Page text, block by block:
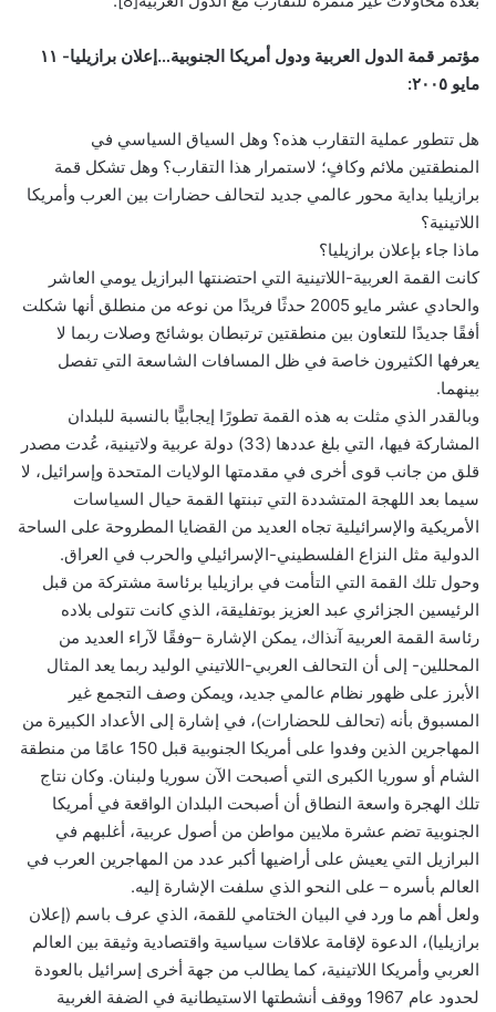
مؤتمر قمة الدول العربية ودول أمريكا الجنوبية…إعلان برازيليا- ١١
مايو ٢٠٠٥:
هل تتطور عملية التقارب هذه؟ وهل السياق السياسي في
المنطقتين ملائم وكافٍ؛ لاستمرار هذا التقارب؟ وهل تشكل قمة
برازيليا بداية محور عالمي جديد لتحالف حضارات بين العرب وأمريكا
اللاتينية؟
ماذا جاء بإعلان برازيليا؟
كانت القمة العربية-اللاتينية التي احتضنتها البرازيل يومي العاشر
والحادي عشر مايو 2005 حدثًا فريدًا من نوعه من منطلق أنها شكلت
أفقًا جديدًا للتعاون بين منطقتين ترتبطان بوشائج وصلات ربما لا
يعرفها الكثيرون خاصة في ظل المسافات الشاسعة التي تفصل
بينهما.
وبالقدر الذي مثلت به هذه القمة تطورًا إيجابيًّا بالنسبة للبلدان
المشاركة فيها، التي بلغ عددها (33) دولة عربية ولاتينية، عُدت مصدر
قلق من جانب قوى أخرى في مقدمتها الولايات المتحدة وإسرائيل، لا
سيما بعد اللهجة المتشددة التي تبنتها القمة حيال السياسات
الأمريكية والإسرائيلية تجاه العديد من القضايا المطروحة على الساحة
الدولية مثل النزاع الفلسطيني-الإسرائيلي والحرب في العراق.
وحول تلك القمة التي التأمت في برازيليا برئاسة مشتركة من قبل
الرئيسين الجزائري عبد العزيز بوتفليقة، الذي كانت تتولى بلاده
رئاسة القمة العربية آنذاك، يمكن الإشارة –وفقًا لآراء العديد من
المحللين- إلى أن التحالف العربي-اللاتيني الوليد ربما يعد المثال
الأبرز على ظهور نظام عالمي جديد، ويمكن وصف التجمع غير
المسبوق بأنه (تحالف للحضارات)، في إشارة إلى الأعداد الكبيرة من
المهاجرين الذين وفدوا على أمريكا الجنوبية قبل 150 عامًا من منطقة
الشام أو سوريا الكبرى التي أصبحت الآن سوريا ولبنان. وكان نتاج
تلك الهجرة واسعة النطاق أن أصبحت البلدان الواقعة في أمريكا
الجنوبية تضم عشرة ملايين مواطن من أصول عربية، أغلبهم في
البرازيل التي يعيش على أراضيها أكبر عدد من المهاجرين العرب في
العالم بأسره – على النحو الذي سلفت الإشارة إليه.
ولعل أهم ما ورد في البيان الختامي للقمة، الذي عرف باسم (إعلان
برازيليا)، الدعوة لإقامة علاقات سياسية واقتصادية وثيقة بين العالم
العربي وأمريكا اللاتينية، كما يطالب من جهة أخرى إسرائيل بالعودة
لحدود عام 1967 ووقف أنشطتها الاستيطانية في الضفة الغربية